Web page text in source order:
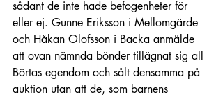
sådant de inte hade befogenheter för
eller ej. Gunne Eriksson i Mellomgärde
och Håkan Olofsson i Backa anmälde
att ovan nämnda bönder tillägnat sig all
Börtas egendom och sålt densamma på
auktion utan att de, som barnens